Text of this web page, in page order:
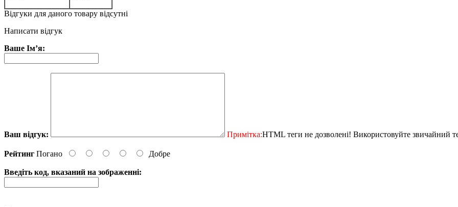
Відгуки для даного товару відсутні
Написати відгук
Ваше Ім’я:
Ваш відгук: Примітка:HTML теги не дозволені! Використовуйте звичайний
Рейтинг Погано Добре
Введіть код, вказаний на зображенні: